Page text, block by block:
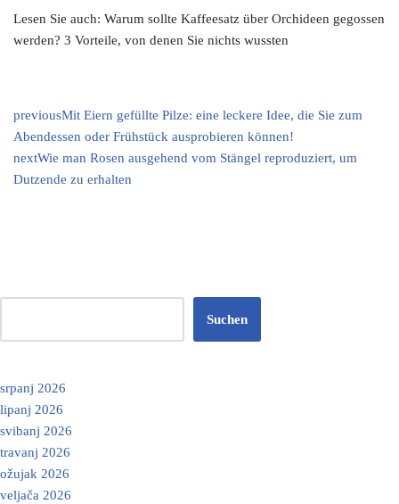
Lesen Sie auch: Warum sollte Kaffeesatz über Orchideen gegossen
werden? 3 Vorteile, von denen Sie nichts wussten
previousMit Eiern gefüllte Pilze: eine leckere Idee, die Sie zum
Abendessen oder Frühstück ausprobieren können!
nextWie man Rosen ausgehend vom Stängel reproduziert, um
Dutzende zu erhalten
Suchen
srpanj 2026
lipanj 2026
svibanj 2026
travanj 2026
ožujak 2026
veljača 2026